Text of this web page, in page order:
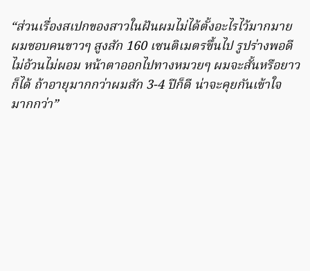
“ส่วนเรื่องสเปกของสาวในฝันผมไม่ได้ตั้งอะไรไว้มากมาย
ผมชอบคนขาวๆ สูงสัก 160 เซนติเมตรขึ้นไป รูปร่างพอดี
ไม่อ้วนไม่ผอม หน้าตาออกไปทางหมวยๆ ผมจะสั้นหรือยาว
ก็ได้ ถ้าอายุมากกว่าผมสัก 3-4 ปีก็ดี น่าจะคุยกันเข้าใจ
มากกว่า”